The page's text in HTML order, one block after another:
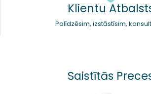
Klientu
Palīdzēsim, izstāstīsim,
Saistītās